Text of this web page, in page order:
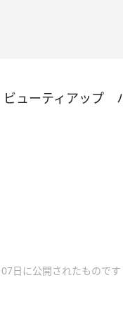
ューティアップ
日に公開されたものです